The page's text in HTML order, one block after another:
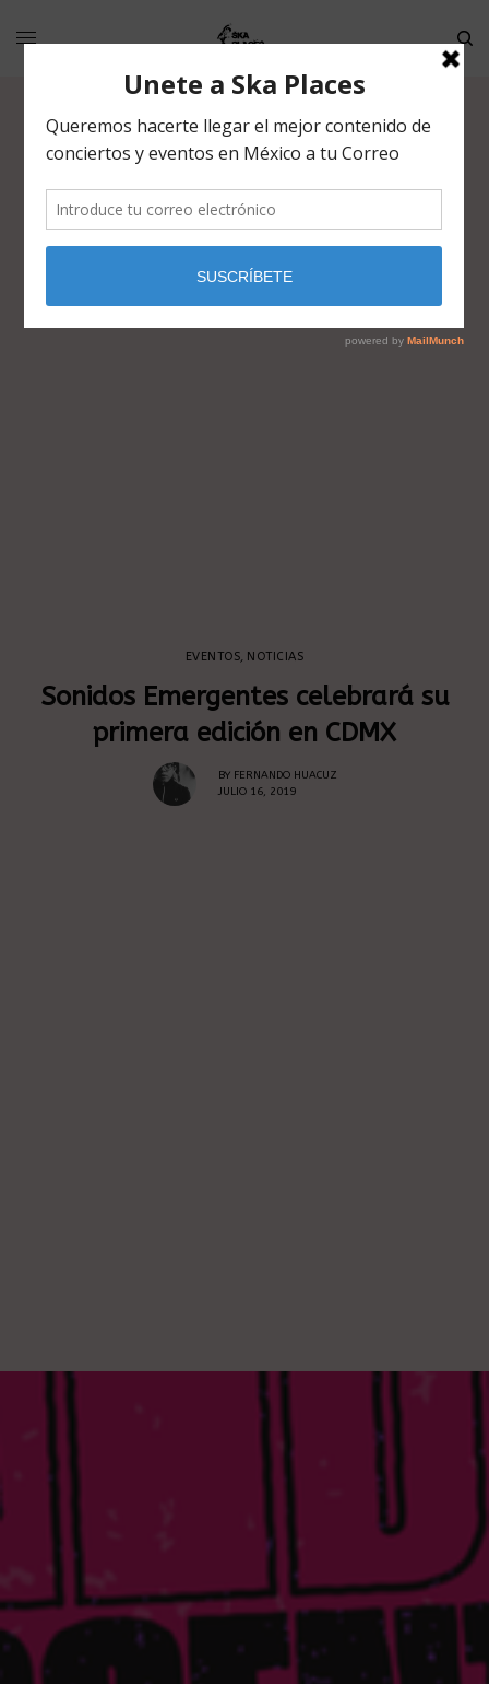
EVENTOS, NOTICIAS
Sonidos Emergentes celebrará su
primera edición en CDMX
BY FERNANDO HUACUZ
JULIO 16, 2019